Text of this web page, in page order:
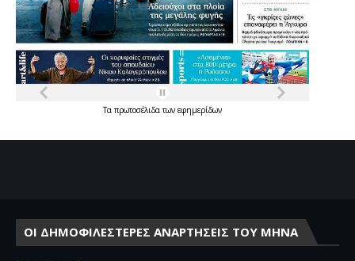
Τα πρωτοσέλιδατων εφημερίδων
ΟΙ ΔΗΜΟΦΙΛΕΣΤΕΡΕΣ ΑΝΑΡΤΗΣΕΙΣ ΤΟΥ ΜΗΝΑ